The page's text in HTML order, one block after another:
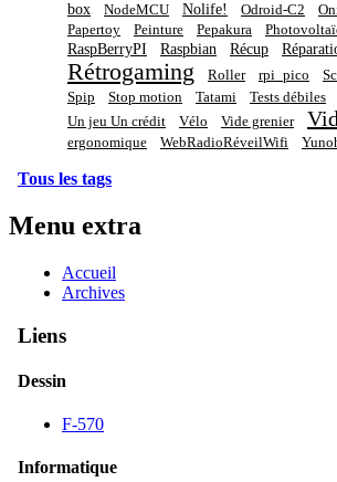
box
NodeMCU Nolife! Odroid-C2
Papertoy
Peinture Pepakura
RaspBerryPI Raspbian Récup
Rétrogaming Roller rpi_pico
Spip
Stop motion Tatami Tests débiles
Un jeu Un crédit Vélo Vide grenier
ergonomique
WebRadioRéveilWifi
Tous les tags
Menu extra
Accueil
Archives
Liens
Dessin
F-570
Informatique